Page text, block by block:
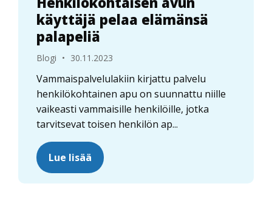
käyttäjä pelaa elämänsä
palapeliä
Blogi • 30.11.2023
Vammaispalvelulakiin kirjattu palvelu
henkilökohtainen apu on suunnattu niille
vaikeasti vammaisille henkilöille, jotka
tarvitsevat toisen henkilön ap...
Lue lisää